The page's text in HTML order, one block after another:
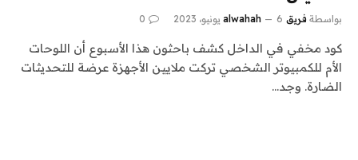
بواسطة فريق alwahah 6 يونيو، 2023 0
كود مخفي في الداخل كشف باحثون هذا الأسبوع أن اللوحات
الأم للكمبيوتر الشخصي تركت ملايين الأجهزة عرضة للتحديثات
الضارة. وجد…